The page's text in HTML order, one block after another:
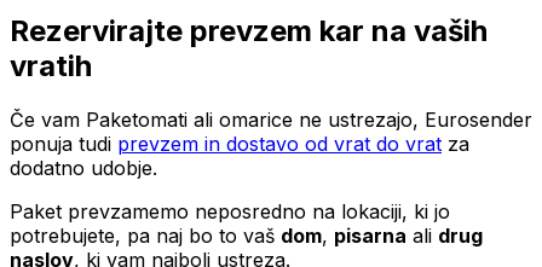
Rezervirajte prevzem kar na vaših
vratih
Če vam Paketomati ali omarice ne ustrezajo, Eurosender
ponuja tudi prevzem in dostavo od vrat do vrat za
dodatno udobje.
Paket prevzamemo neposredno na lokaciji, ki jo
potrebujete, pa naj bo to vaš dom, pisarna ali drug
naslov, ki vam najbolj ustreza.